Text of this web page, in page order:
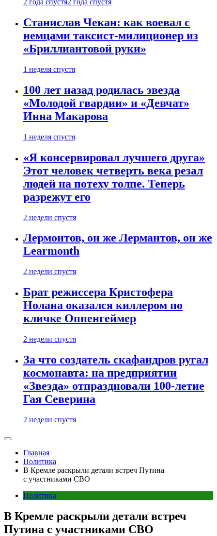
2 года спустя2 года спустя
Станислав Чекан: как воевал с
немцами таксист-милиционер из
«Бриллиантовой руки»
1 неделя спустя
100 лет назад родилась звезда
«Молодой гвардии» и «Девчат»
Инна Макарова
1 неделя спустя
«Я консервировал лучшего друга»
Этот человек четверть века резал
людей на потеху толпе. Теперь
разрежут его
2 недели спустя
Лермонтов, он же Лермантов, он же
Learmonth
2 недели спустя
Брат режиссера Кристофера
Нолана оказался киллером по
кличке Оппенгеймер
2 недели спустя
За что создатель скафандров ругал
космонавта: на предприятии
«Звезда» отпраздновали 100-летие
Гая Северина
2 недели спустя
Главная
Политика
В Кремле раскрыли детали встреч Путина
с участниками СВО
Политика
В Кремле раскрыли детали встреч
Путина с участниками СВО